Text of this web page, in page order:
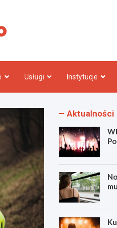
Usługi Instytucje
Aktualności